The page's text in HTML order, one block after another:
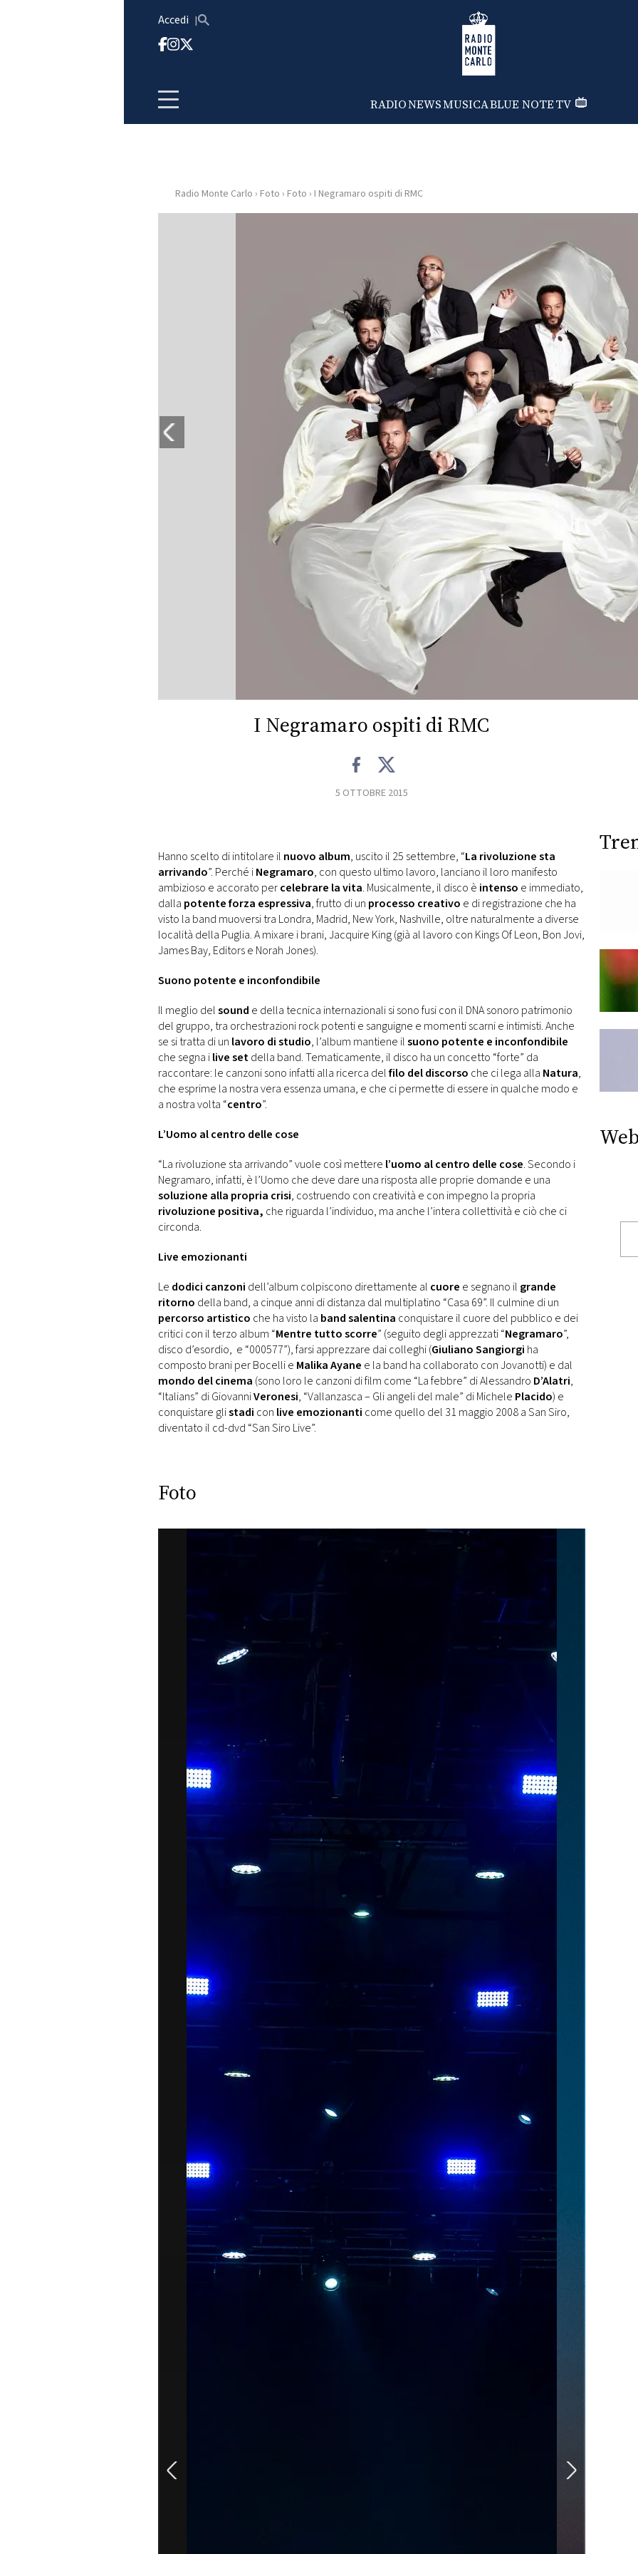
Accedi Radio Monte Carlo
RADIONEWSMUSICABLUE NOTETV
HOME
FOTO
RMC
Radio Monte Carlo › Foto › Foto › I Negramaro ospiti di RMC
I Negramaro ospiti di RMC
5 OTTOBRE 2015
Hanno scelto di intitolare il nuovo album, uscito il 25 settembre, “La rivoluzione sta
arrivando”. Perché iNegramaro, con questo ultimo lavoro, lanciano il loro manifesto
ambizioso e accorato percelebrare la vita. Musicalmente, il disco è intenso e immediato,
dalla potente forza espressiva, frutto di un processo creativo e di registrazione che ha
visto la band muoversi tra Londra, Madrid, New York, Nashville, oltre naturalmente a diverse
località della Puglia. A mixare i brani, Jacquire King (già al lavoro con Kings Of Leon, Bon Jovi,
James Bay, Editors e Norah Jones).
Suono potente e inconfondibile
Il meglio delsound e della tecnica internazionali si sono fusi con il DNA sonoro patrimonio
del gruppo, tra orchestrazioni rock potenti e sanguigne e momenti scarni e intimisti. Anche
se si tratta di un lavoro di studio, l’album mantiene ilsuono potente e inconfondibile
che segna ilive setdella band. Tematicamente, il disco ha un concetto “forte” da
raccontare: le canzoni sono infatti alla ricerca delfilo del discorso che ci lega alla Natura,
che esprime la nostra vera essenza umana, e che ci permette di essere in qualche modo e
a nostra volta “centro”.
L’Uomo al centro delle cose
“La rivoluzione sta arrivando” vuole così mettere l’uomo al centro delle cose. Secondo i
Negramaro, infatti, è l’Uomo che deve dare una risposta alle proprie domande e una
soluzione alla propria crisi, costruendo con creatività e con impegno la propria
rivoluzione positiva, che riguarda l’individuo, ma anche l’intera collettività e ciò che ci
circonda.
Live emozionanti
Le dodici canzoni dell’album colpiscono direttamente al cuore e segnano il grande
ritorno della band, a cinque anni di distanza dal multiplatino “Casa 69”. Il culmine di un
percorso artistico che ha visto la band salentina conquistare il cuore del pubblico e dei
critici con il terzo album “Mentre tutto scorre” (seguito degli apprezzati “Negramaro”,
disco d’esordio, e “000577”), farsi apprezzare dai colleghi (Giuliano Sangiorgi ha
composto brani per Bocelli e Malika Ayane e la band ha collaborato con Jovanotti) e dal
mondo del cinema (sono loro le canzoni di film come “La febbre” di Alessandro D’Alatri,
“Italians” di GiovanniVeronesi, “Vallanzasca – Gli angeli del male” di Michele Placido) e
conquistare glistadi con live emozionanti come quello del 31 maggio 2008 a San Siro,
diventato il cd-dvd “San Siro Live”.
Foto